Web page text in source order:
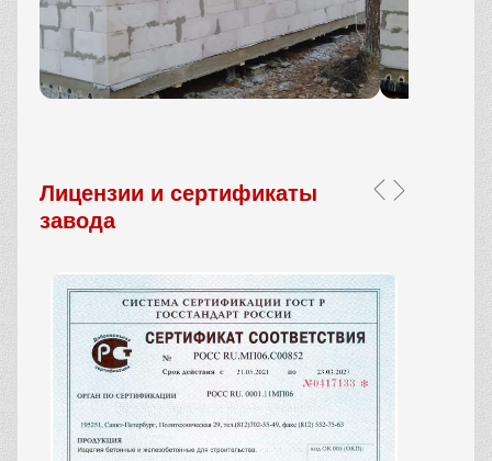
Лицензии и сертификаты
завода